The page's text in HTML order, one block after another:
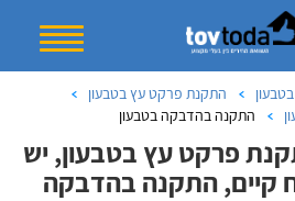
התקנת פרקט עץ בטבעון
התקנה בהדבקה בטבעון
פרקט עץ בטבעון, יש
קיים, התקנה בהדבקה